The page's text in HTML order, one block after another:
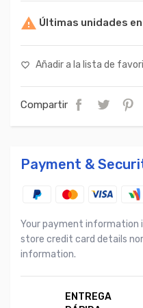
 Últimas unidades
favorite_border Añadir a la lista de
Compartir
Payment &
Your payment information
store credit card details
information.
ENTREGA